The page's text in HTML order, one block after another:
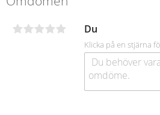
Du
Klicka på en stjärna